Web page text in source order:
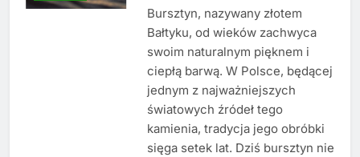
Bursztyn, nazywany złotem
Bałtyku, od wieków zachwyca
swoim naturalnym pięknem i
ciepłą barwą. W Polsce, będącej
jednym z najważniejszych
światowych źródeł tego
kamienia, tradycja jego obróbki
sięga setek lat. Dziś bursztyn nie